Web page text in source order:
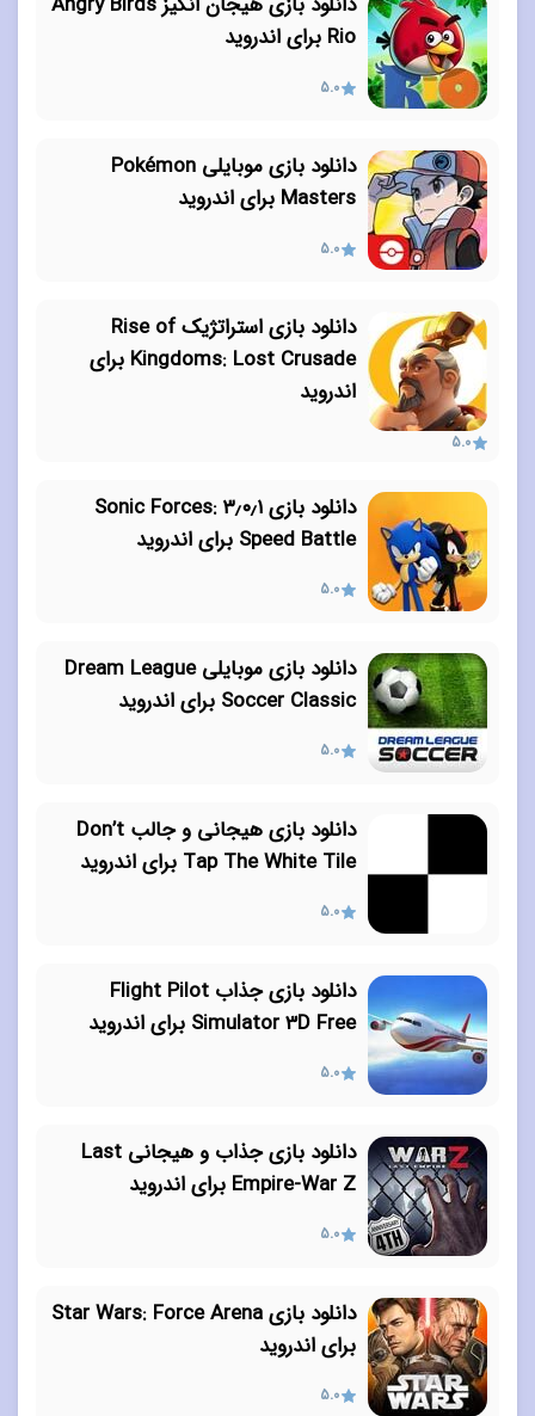
Rio برای اندروید
5.0
دانلود بازی موبایلی Pokémon
Masters برای اندروید
5.0
دانلود بازی استراتژیک Rise of
Kingdoms: Lost Crusade برای
اندروید
5.0
دانلود بازی ۳٫۰٫۱ Sonic Forces:
Speed Battle برای اندروید
5.0
دانلود بازی موبایلی Dream League
Soccer Classic برای اندروید
5.0
دانلود بازی هیجانی و جالب Don’t
Tap The White Tile برای اندروید
5.0
دانلود بازی جذاب Flight Pilot
Simulator 3D Free برای اندروید
5.0
دانلود بازی جذاب و هیجانی Last
Empire-War Z برای اندروید
5.0
دانلود بازی Star Wars: Force Arena
برای اندروید
5.0